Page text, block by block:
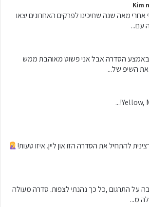
Kim
אחרי מאה שנה שחיכינו לפרקים האחרונים יצאו
עם...
באמצע הסדרה אבל אני פשוט מאוהבת ממש
השיפ של...
Yellow,
להתחיל את הסדרה הזו און ליין. איזו טעות!
על התרגום ,כל כך נהנתי לצפות. סדרה מעולה
מ...